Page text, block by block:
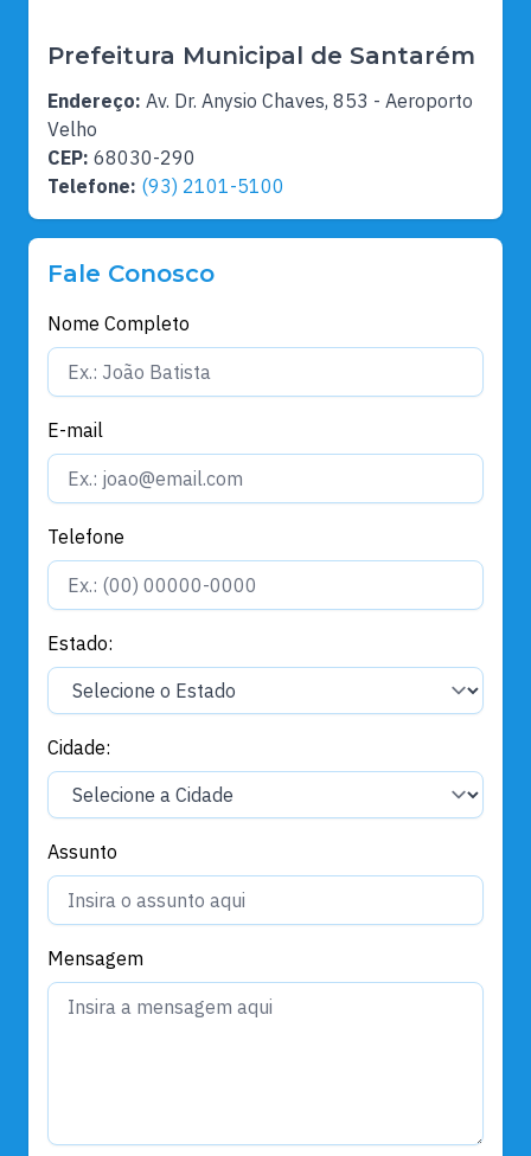
Prefeitura Municipal de Santarém
Endereço: Av. Dr. Anysio Chaves, 853 - Aeroporto
Velho
CEP: 68030-290
Telefone: (93) 2101-5100
Fale Conosco
Nome Completo
E-mail
Telefone
Estado:
Cidade:
Assunto
Mensagem